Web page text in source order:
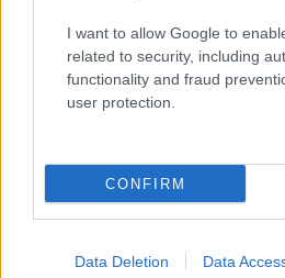
I want to allow Google to
related to security, including
functionality and fraud
user protection.
CONFIRM
Data Deletion Data
Θηλασμός: Το «θαύμα» των
συμβαίνει στον εγκέφαλο του